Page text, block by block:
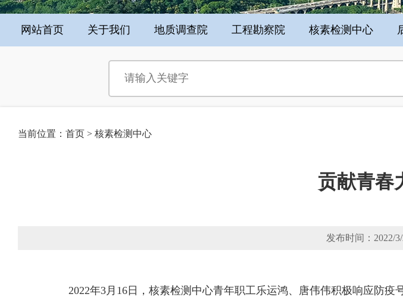
网站首页 关于我们 地质调查院 工程勘察院 核素检测中心
当前位置： 首页 > 核素检测中心
贡献青春
发布时间：
2022年3月16日，核素检测中心青年职工乐运鸿、唐伟伟积极响应防疫